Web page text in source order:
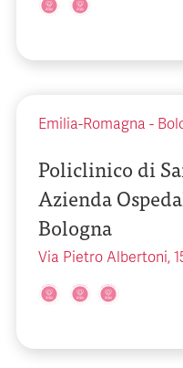
Emilia-Romagna -
Policlinico di
Azienda
Bologna
Via Pietro Albertoni,